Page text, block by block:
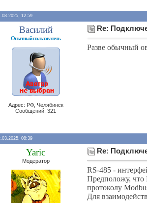
12:59
Василий
Опытный пользователь
Адрес: РФ, Челябинск
Сообщений: 321
Re:
Разве обычный
08:39
Yaric
Модератор
Re:
RS-485 -
Предположу, что
протоколу
Для